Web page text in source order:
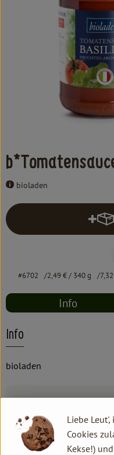
Kochen & Backen
Süß & Pikant
Erleben
bioladen
#6702 2,49 €/ 340 g
Info
Info
bioladen
Zutaten
Liebe
Cookies
Kekse!)